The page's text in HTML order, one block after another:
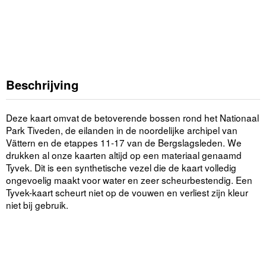
Beschrijving
Deze kaart omvat de betoverende bossen rond het Nationaal
Park Tiveden, de eilanden in de noordelijke archipel van
Vättern en de etappes 11-17 van de Bergslagsleden. We
drukken al onze kaarten altijd op een materiaal genaamd
Tyvek. Dit is een synthetische vezel die de kaart volledig
ongevoelig maakt voor water en zeer scheurbestendig. Een
Tyvek-kaart scheurt niet op de vouwen en verliest zijn kleur
niet bij gebruik.